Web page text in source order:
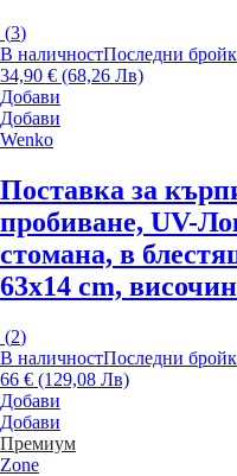
(3)
В наличностПоследни
34,90 € (68,26 Лв)
Добави
Добави
Wenko
Поставка за
пробиване, UV-
стомана, в
63x14 cm,
(2)
В наличностПоследни
66 € (129,08 Лв)
Добави
Добави
Премиум
Zone